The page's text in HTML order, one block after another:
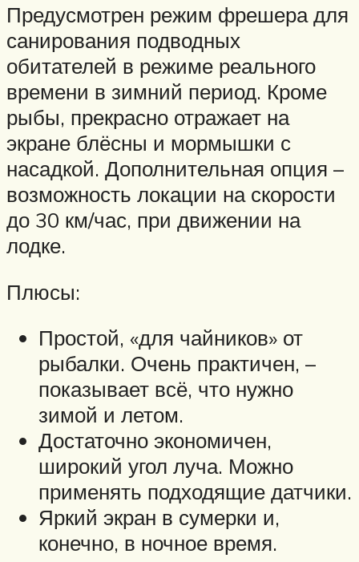
Предусмотрен режим фрешера для
санирования подводных
обитателей в режиме реального
времени в зимний период. Кроме
рыбы, прекрасно отражает на
экране блёсны и мормышки с
насадкой. Дополнительная опция –
возможность локации на скорости
до 30 км/час, при движении на
лодке.
Плюсы:
Простой, «для чайников» от
рыбалки. Очень практичен, –
показывает всё, что нужно
зимой и летом.
Достаточно экономичен,
широкий угол луча. Можно
применять подходящие датчики.
Яркий экран в сумерки и,
конечно, в ночное время.